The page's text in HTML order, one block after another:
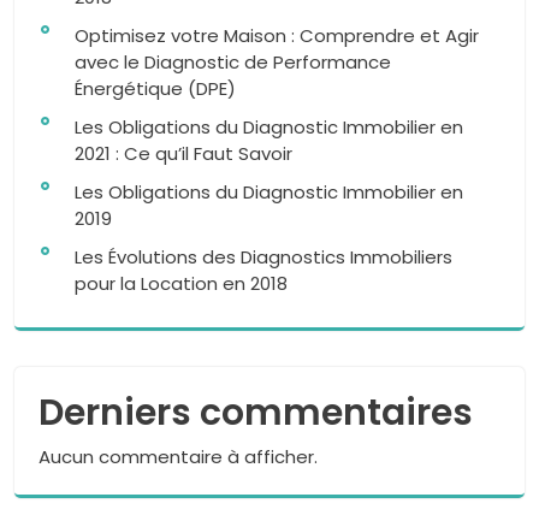
Optimisez votre Maison : Comprendre et Agir
avec le Diagnostic de Performance
Énergétique (DPE)
Les Obligations du Diagnostic Immobilier en
2021 : Ce qu’il Faut Savoir
Les Obligations du Diagnostic Immobilier en
2019
Les Évolutions des Diagnostics Immobiliers
pour la Location en 2018
Derniers commentaires
Aucun commentaire à afficher.